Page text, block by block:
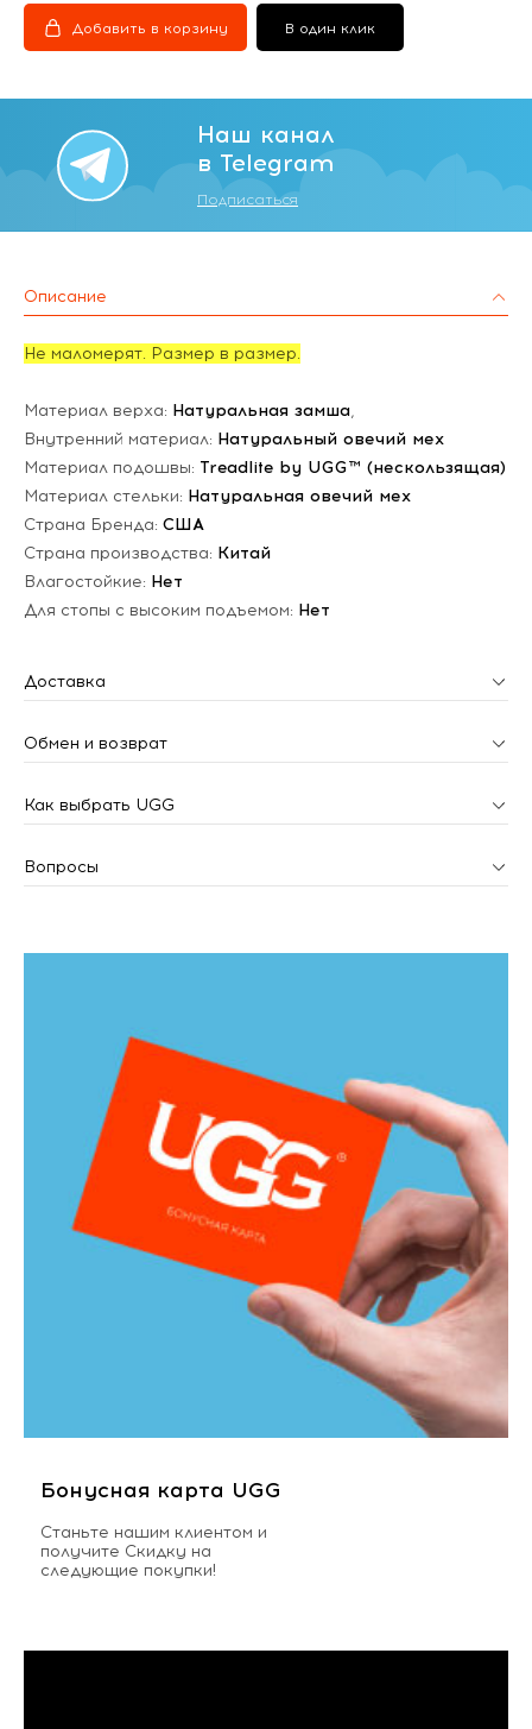
Добавить в корзину В один клик
Наш канал
в Telegram
Подписаться
Описание
Не маломерят. Размер в размер.
Материал верха: Натуральная замша,
Внутренний материал: Натуральный овечий мех
Материал подошвы: Treadlite by UGG™ (нескользящая)
Материал стельки: Натуральная овечий мех
Страна Бренда: США
Страна производства: Китай
Влагостойкие: Нет
Для стопы с высоким подъемом: Нет
Доставка
Обмен и возврат
Как выбрать UGG
Вопросы
Бонусная карта UGG
Станьте нашим клиентом и
получите Скидку на
следующие покупки!